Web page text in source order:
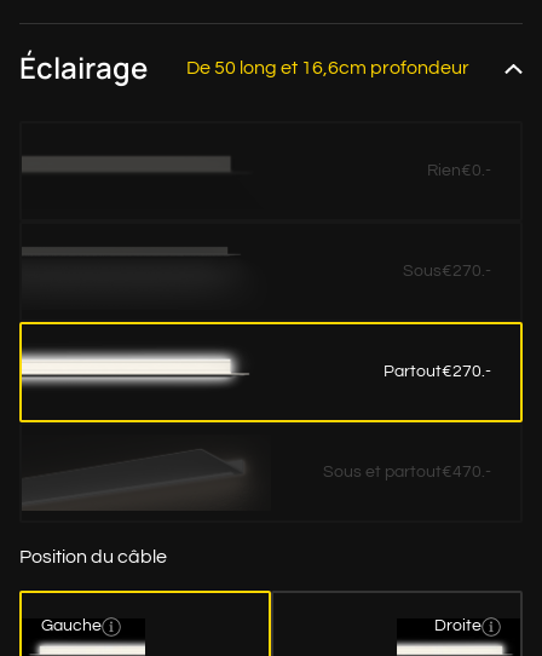
Éclairage De 50 long et 16,6cm profondeur
Rien€0.-
Sous€270.-
Partout€270.-
Sous et partout€470.-
Position du câble
Gauche Droite